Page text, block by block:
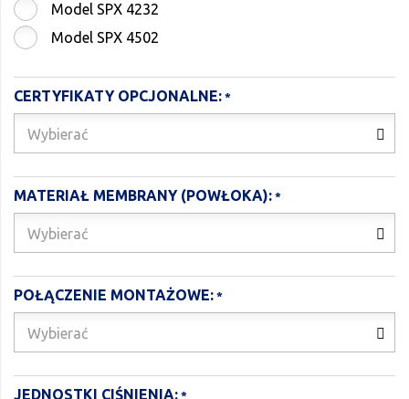
Model SPX 4232
Model SPX 4502
CERTYFIKATY OPCJONALNE:
Wybierać
MATERIAŁ MEMBRANY (POWŁOKA):
Wybierać
POŁĄCZENIE MONTAŻOWE:
Wybierać
JEDNOSTKI CIŚNIENIA: